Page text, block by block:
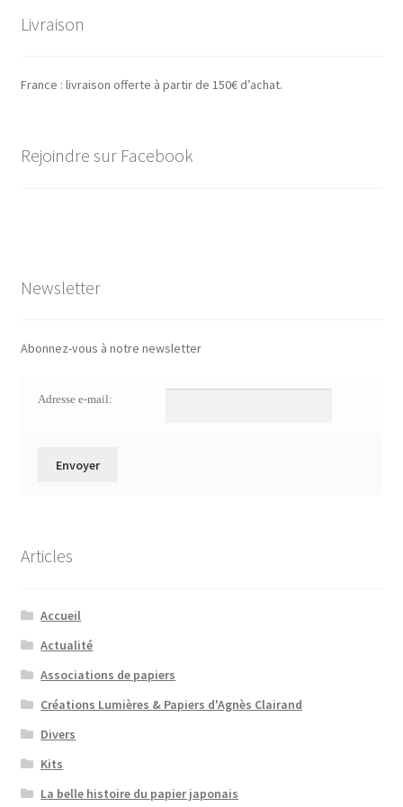
Livraison
France : livraison offerte à partir de 150€ d’achat.
Rejoindre sur Facebook
Newsletter
Abonnez-vous à notre newsletter
Adresse e-mail:
Articles
Accueil
Actualité
Associations de papiers
Créations Lumières & Papiers d'Agnès Clairand
Divers
Kits
La belle histoire du papier japonais